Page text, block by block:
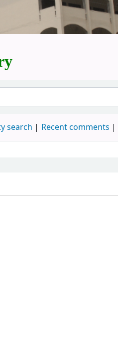
search Recent comments